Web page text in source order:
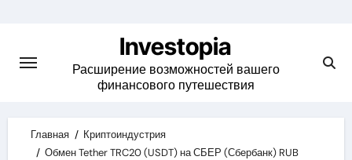
content
Investopia
Расширение возможностей вашего
финансового путешествия
Главная
Криптоиндустрия
Обмен Tether TRC20 (USDT) на СБЕР (Сбербанк) RUB